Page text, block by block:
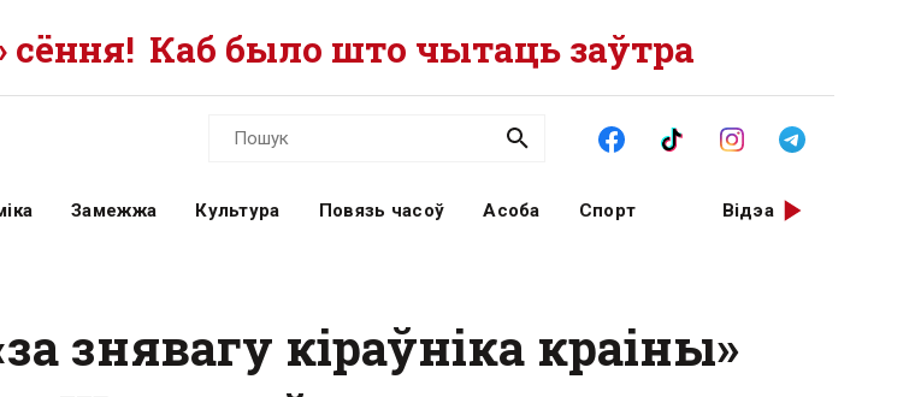
Каб было што чытаць заўтра
Замежжа Культура Повязь часоў Асоба Спорт Відэа
знявагу кіраўніка краіны»